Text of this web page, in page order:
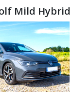
Mild Hybrid